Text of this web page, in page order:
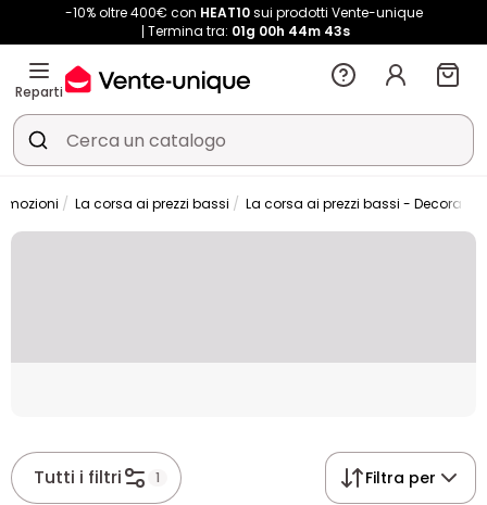
-10% oltre 400€ con HEAT10sui prodotti Vente-unique
Termina tra: 01g 00h 44m 42s
Reparti
La corsa ai prezzi bassi La corsa ai prezzi bassi -
Tutti i filtri 1 Filtra per